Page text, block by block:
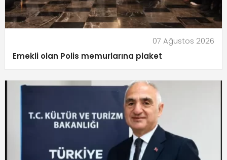
07 Ağustos 2026
Emekli olan Polis memurlarına plaket